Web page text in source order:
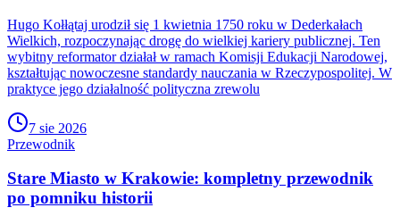
Hugo Kołłątaj urodził się 1 kwietnia 1750 roku w Dederkałach
Wielkich, rozpoczynając drogę do wielkiej kariery publicznej. Ten
wybitny reformator działał w ramach Komisji Edukacji Narodowej,
kształtując nowoczesne standardy nauczania w Rzeczypospolitej. W
praktyce jego działalność polityczna zrewolu
7 sie 2026
Przewodnik
Stare Miasto w Krakowie: kompletny przewodnik
po pomniku historii